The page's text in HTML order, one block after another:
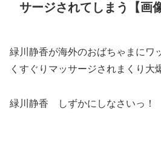
サージされてしまう【画
緑川静香が海外のおばちゃまにワ
くすぐりマッサージされまくり大
緑川静香 しずかにしなさいっ！